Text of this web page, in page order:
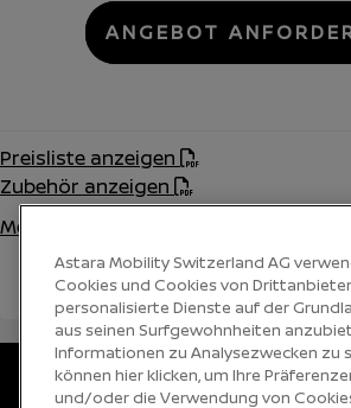
ANGEBOT
Preisliste anzeigen
Zubehör anzeigen
Mehr erfahren
Sprache auswählen
DE FR IT
Astara Mobility Switzerland AG
Cookies und Cookies von
personalisierte Dienste auf der
aus seinen Surfgewohnheiten
Informationen zu Analysezwecken zu
können hier klicken, um Ihre
und/oder die Verwendung von